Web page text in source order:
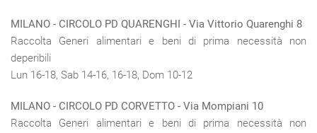
MILANO - CIRCOLO PD QUARENGHI - Via Vittorio Quarenghi 8
Raccolta Generi alimentari e beni di prima necessità non
deperibili
Lun 16-18, Sab 14-16, 16-18, Dom 10-12
MILANO - CIRCOLO PD CORVETTO - Via Mompiani 10
Raccolta Generi alimentari e beni di prima necessità non